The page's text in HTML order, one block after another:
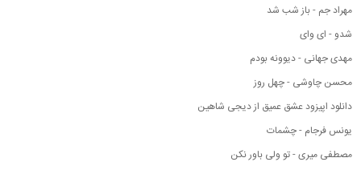
مهراد جم - باز شب شد
شدو - ای وای
مهدی جهانی - دیوونه بودم
محسن چاوشی - چهل روز
دانلود اپیزود عشق عمیق از دیجی شاهین
یونس فرجام - چشمات
مصطفی میری - تو ولی باور نکن